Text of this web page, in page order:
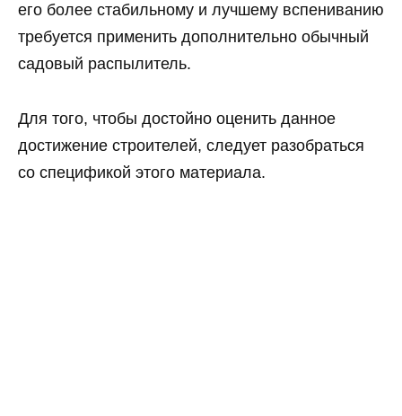
его более стабильному и лучшему вспениванию
требуется применить дополнительно обычный
садовый распылитель.
Для того, чтобы достойно оценить данное
достижение строителей, следует разобраться
со спецификой этого материала.